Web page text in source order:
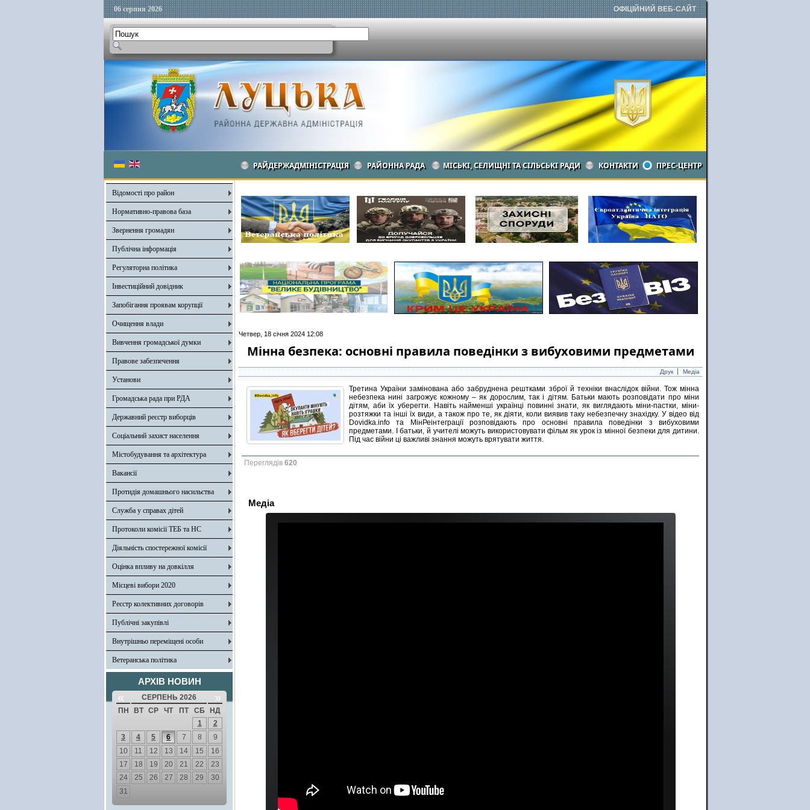
06 серпня 2026 ОФІЦІЙНИЙ ВЕБ-САЙТ
РАЙДЕРЖАДМІНІСТРАЦІЯ РАЙОННА РАДА МІСЬКІ, СЕЛИЩНІ ТА СІЛЬСЬКІ РАДИ КОНТАКТИ ПРЕС-ЦЕНТР
Відомості про район
Нормативно-правова база
Звернення громадян
Публічна інформація
Регуляторна політика
Інвестиційний довідник
Запобігання проявам корупції
Очищення влади
Вивчення громадської думки
Правове забезпечення
Установи
Громадська рада при РДА
Державний реєстр виборців
Соціальний захист населення
Містобудування та архітектура
Вакансії
Протидія домашнього насильства
Служба у справах дітей
Протоколи комісії ТЕБ та НС
Діяльність спостережної комісії
Оцінка впливу на довкілля
Місцеві вибори 2020
Реєстр колективних договорів
Публічні закупівлі
Внутрішньо переміщені особи
Ветеранська політика
АРХІВ НОВИН
« СЕРПЕНЬ 2026 »
ПН ВТ СР ЧТ ПТ СБ
НД
1
2
3
4 5 6 7 8
9
10
11 12 13 14 15
16
17
18 19 20 21 22
23
24
25 26 27 28 29
30
31
Четвер, 18 січня 2024 12:08
Мінна безпека: основні правила поведінки з вибуховими предметами
Друк Медіа
Третина України замінована або забруднена рештками зброї й техніки внаслідок війни. Тож мінна
небезпека нині загрожує кожному – як дорослим, так і дітям. Батьки мають розповідати про міни
дітям, аби їх уберегти. Навіть найменші українці повинні знати, як виглядають міни-пастки, міни-
розтяжки та інші їх види, а також про те, як діяти, коли виявив таку небезпечну знахідку. У відео від
Dovidka.info та МінРеінтеграції розповідають про основні правила поведінки з вибуховими
предметами. І батьки, й учителі можуть використовувати фільм як урок із мінної безпеки для дитини.
Під час війни ці важливі знання можуть врятувати життя.
Переглядів 620
Медіа